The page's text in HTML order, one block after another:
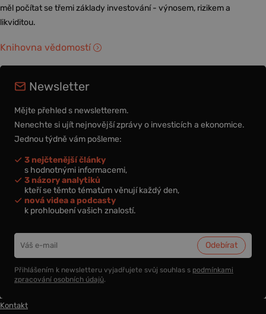
měl počítat se třemi základy investování - výnosem, rizikem a
likviditou.
Knihovna vědomostí
Newsletter
Mějte přehled s newsletterem.
Nenechte si ujít nejnovější zprávy o investicích a ekonomice.
Jednou týdně vám pošleme:
3 nejčtenější články
s hodnotnými informacemi,
3 názory analytiků
kteří se těmto tématům věnují každý den,
nová videa a podcasty
k prohloubení vašich znalostí.
Přihlášením k newsletteru vyjadřujete svůj souhlas s podmínkami
zpracování osobních údajů.
Kontakt